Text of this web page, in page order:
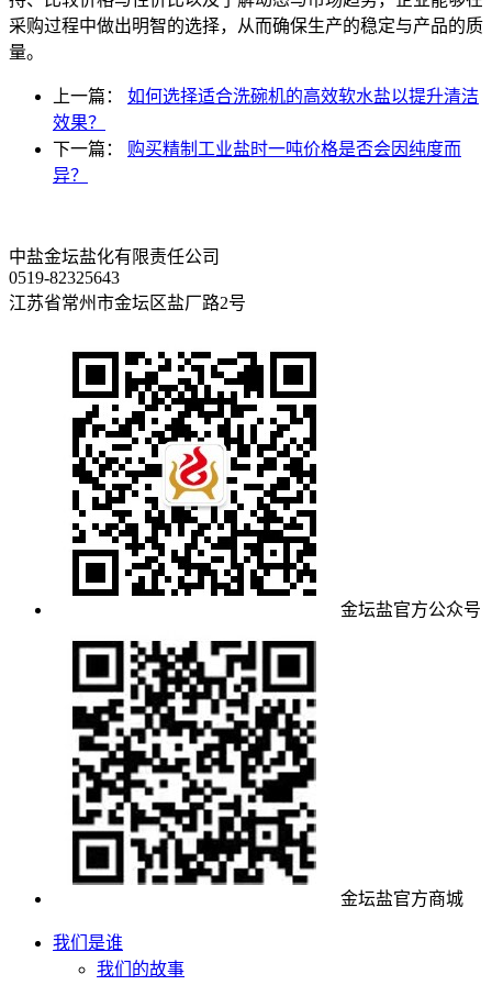
采购过程中做出明智的选择，从而确保生产的稳定与产品的质
量。
上一篇： 如何选择适合洗碗机的高效软水盐以提升清洁
效果？
下一篇： 购买精制工业盐时一吨价格是否会因纯度而
异？
中盐金坛盐化有限责任公司
0519-82325643
江苏省常州市金坛区盐厂路2号
金坛盐官方公众号
金坛盐官方商城
我们是谁
我们的故事